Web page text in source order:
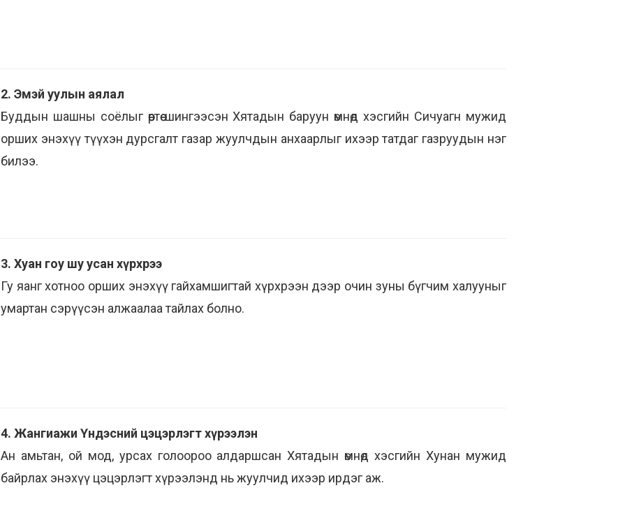
2. Эмэй уулын аялал
Буддын шашны соёлыг өөртөө шингээсэн Хятадын баруун өмнөд хэсгийн Сичуагн мужид
орших энэхүү түүхэн дурсгалт газар жуулчдын анхаарлыг ихээр татдаг газруудын нэг
билээ.
3. Хуан гоу шу усан хүрхрээ
Гу яанг хотноо орших энэхүү гайхамшигтай хүрхрээн дээр очин зуны бүгчим халууныг
умартан сэрүүсэн алжаалаа тайлах болно.
4. Жангиажи Үндэсний цэцэрлэгт хүрээлэн
Ан амьтан, ой мод, урсах голоороо алдаршсан Хятадын өмнөд хэсгийн Хунан мужид
байрлах энэхүү цэцэрлэгт хүрээлэнд нь жуулчид ихээр ирдэг аж.